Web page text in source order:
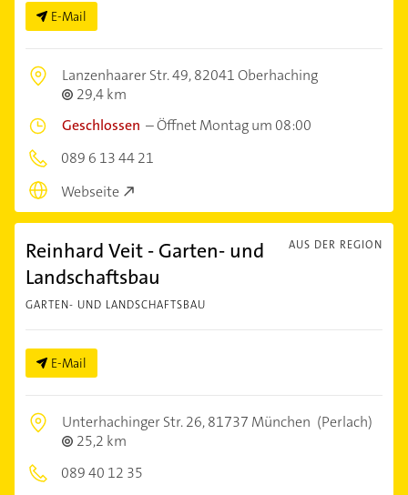
E-Mail
Lanzenhaarer Str. 49,82041 Oberhaching
29,4 km
Geschlossen –Öffnet Montag um 08:00
089 6 13 44 21
Webseite
AUS DER REGION
Reinhard Veit - Garten- und
Landschaftsbau
GARTEN- UND LANDSCHAFTSBAU
E-Mail
Unterhachinger Str. 26,81737 München (Perlach)
25,2 km
089 40 12 35